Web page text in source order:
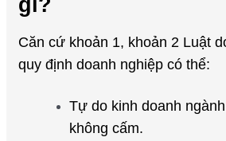
Căn cứ khoản 1, khoản 2 Luật
quy định doanh nghiệp có thể:
Tự do kinh doanh
không cấm.